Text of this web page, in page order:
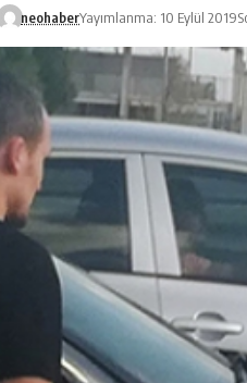
neohaberYayımlanma: 10 Eylül 2019